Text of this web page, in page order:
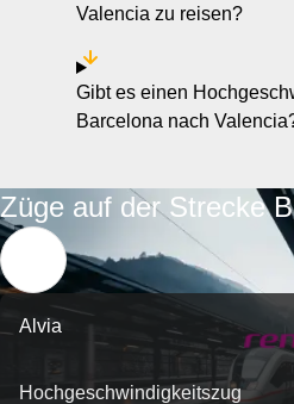
Valencia zu reisen?
Gibt es einen
Barcelona nach
Züge auf der Strecke
Alvia
Hochgeschwindigkeitszug